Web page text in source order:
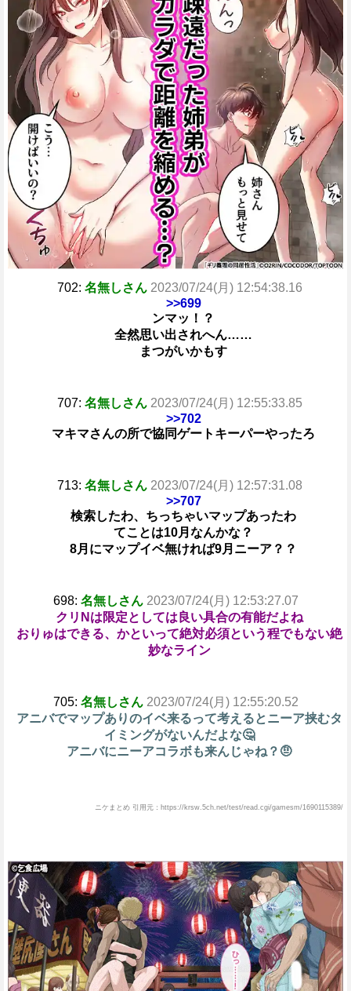
702: 名無しさん 2023/07/24(月) 12:54:38.16
>>699
ンマッ！？
全然思い出されへん……
まつがいかもす
707: 名無しさん 2023/07/24(月) 12:55:33.85
>>702
マキマさんの所で協同ゲートキーパーやったろ
713: 名無しさん 2023/07/24(月) 12:57:31.08
>>707
検索したわ、ちっちゃいマップあったわ
てことは10月なんかな？
8月にマップイベ無ければ9月ニーア？？
698: 名無しさん 2023/07/24(月) 12:53:27.07
クリNは限定としては良い具合の有能だよね
おりゅはできる、かといって絶対必須という程でもない絶
妙なライン
705: 名無しさん 2023/07/24(月) 12:55:20.52
アニバでマップありのイベ来るって考えるとニーア挟むタ
イミングがないんだよな🤔
アニバにニーアコラボも来んじゃね？🤨
ニケまとめ 引用元：https://krsw.5ch.net/test/read.cgi/gamesm/1690115389/